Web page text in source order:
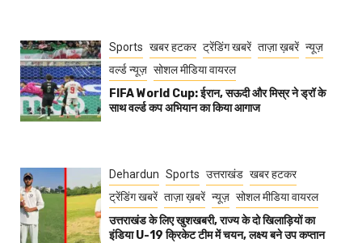
Sports खबर हटकर ट्रेंडिंग खबरें ताज़ा ख़बरें न्यूज़
वर्ल्ड न्यूज़ सोशल मीडिया वायरल
FIFA World Cup: ईरान, सऊदी और मिस्र ने ड्रॉ के
साथ वर्ल्ड कप अभियान का किया आगाज
Dehardun Sports उत्तराखंड खबर हटकर
ट्रेंडिंग खबरें ताज़ा ख़बरें न्यूज़ सोशल मीडिया वायरल
उत्तराखंड के लिए खुशखबरी, राज्य के दो खिलाड़ियों का
इंडिया U-19 क्रिकेट टीम में चयन, लक्ष्य बने उप कप्तान